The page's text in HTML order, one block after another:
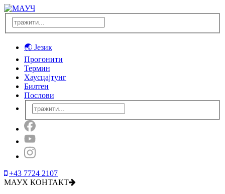
🌏 Језик
Прогонити
Термин
Хаусцајтунг
Билтен
Послови
+43 7724 2107
МАУХ КОНТАКТ